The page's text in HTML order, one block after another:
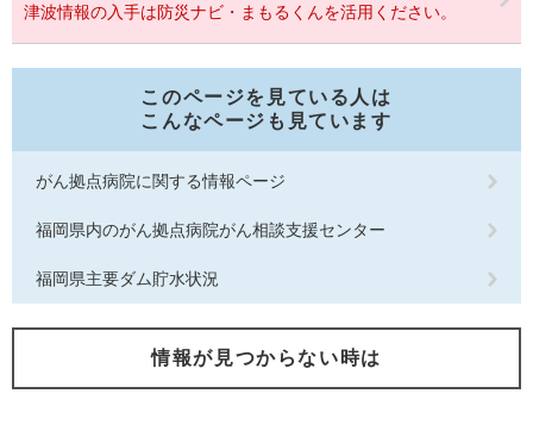
津波情報の入手は防災ナビ・まもるくんを活用ください。
このページを見ている人は
こんなページも見ています
がん拠点病院に関する情報ページ
福岡県内のがん拠点病院がん相談支援センター
福岡県主要ダム貯水状況
情報が見つからない時は